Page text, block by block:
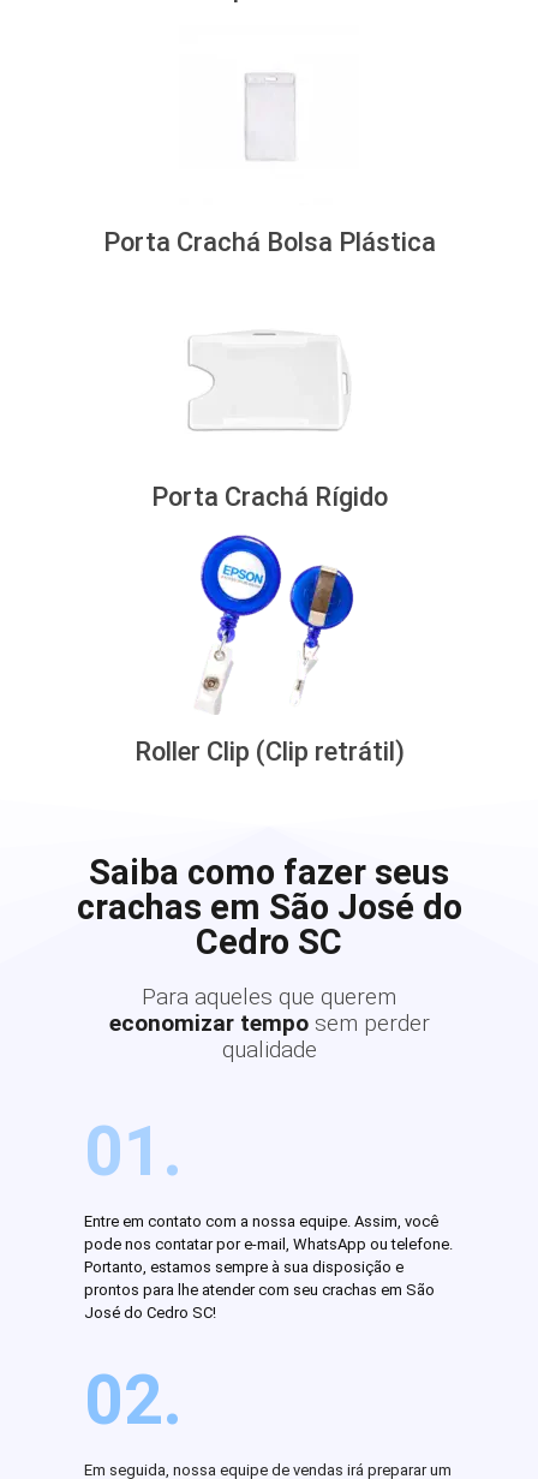
Porta Crachá Bolsa Plástica
Porta Crachá Rígido
Roller Clip (Clip retrátil)
Saiba como fazer seus
crachas em São José do
Cedro SC
Para aqueles que querem
economizar tempo sem perder
qualidade
01.
Entre em contato com a nossa equipe. Assim, você
pode nos contatar por e-mail, WhatsApp ou telefone.
Portanto, estamos sempre à sua disposição e
prontos para lhe atender com seu crachas em São
José do Cedro SC!
02.
Em seguida, nossa equipe de vendas irá preparar um